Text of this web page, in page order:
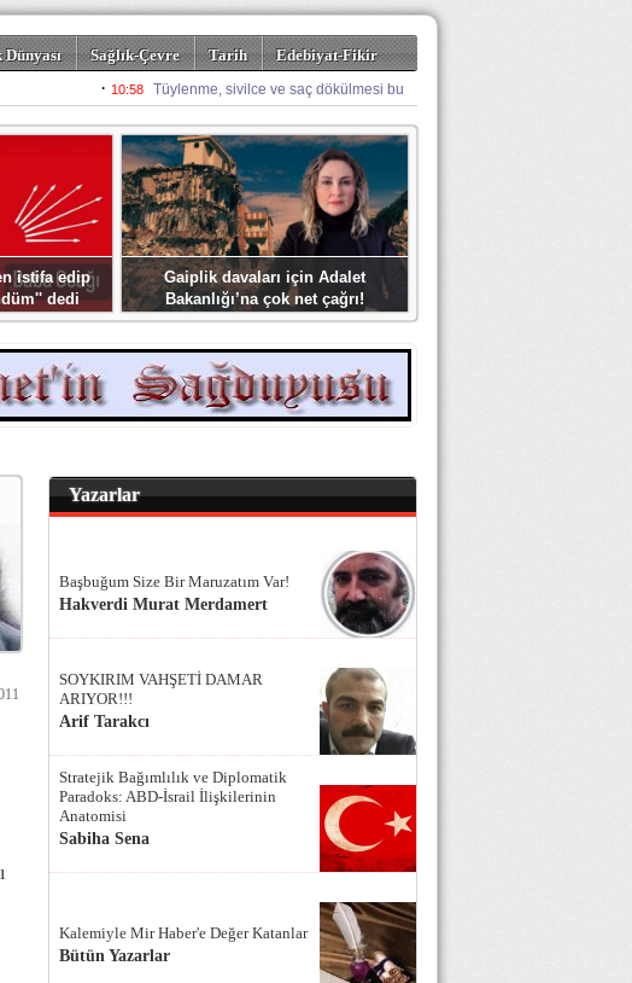
Sağlık-Çevre Tarih
Edebiyat-Fikir
istifa edip
dedi
Gaiplik davaları için Adalet
Bakanlığı’na çok net çağrı!
Yazarlar
Başbuğum Size Bir Maruzatım Var!
Hakverdi Murat Merdamert
SOYKIRIM VAHŞETİ DAMAR
ARIYOR!!!
Arif Tarakcı
Stratejik Bağımlılık ve Diplomatik
Paradoks: ABD-İsrail İlişkilerinin
Anatomisi
Sabiha Sena
Kalemiyle Mir Haber'e Değer Katanlar
Bütün Yazarlar